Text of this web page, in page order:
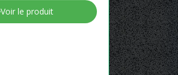
Voir le produit